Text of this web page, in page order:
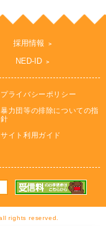
採用情報
NED-ID
プライバシーポリシー
暴力団等の排除についての指
針
サイト利用ガイド
rights reserved.